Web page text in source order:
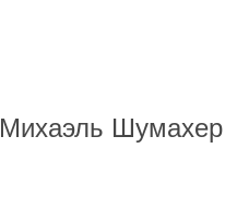
Михаэль